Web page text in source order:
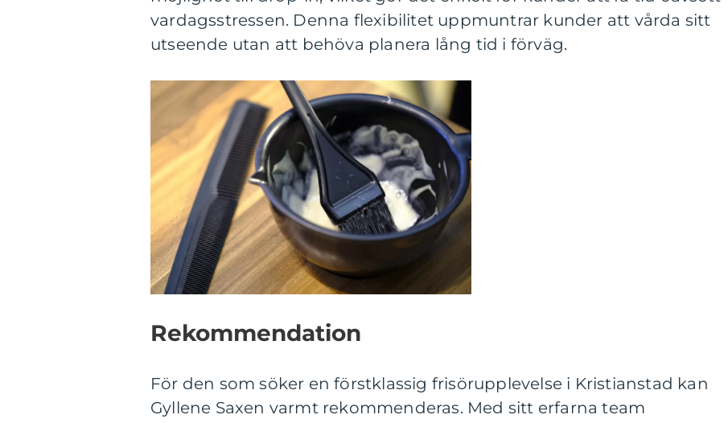
vardagsstressen. Denna flexibilitet uppmuntrar kunder att vårda sitt
utseende utan att behöva planera lång tid i förväg.
Rekommendation
För den som söker en förstklassig frisörupplevelse i Kristianstad kan
Gyllene Saxen varmt rekommenderas. Med sitt erfarna team